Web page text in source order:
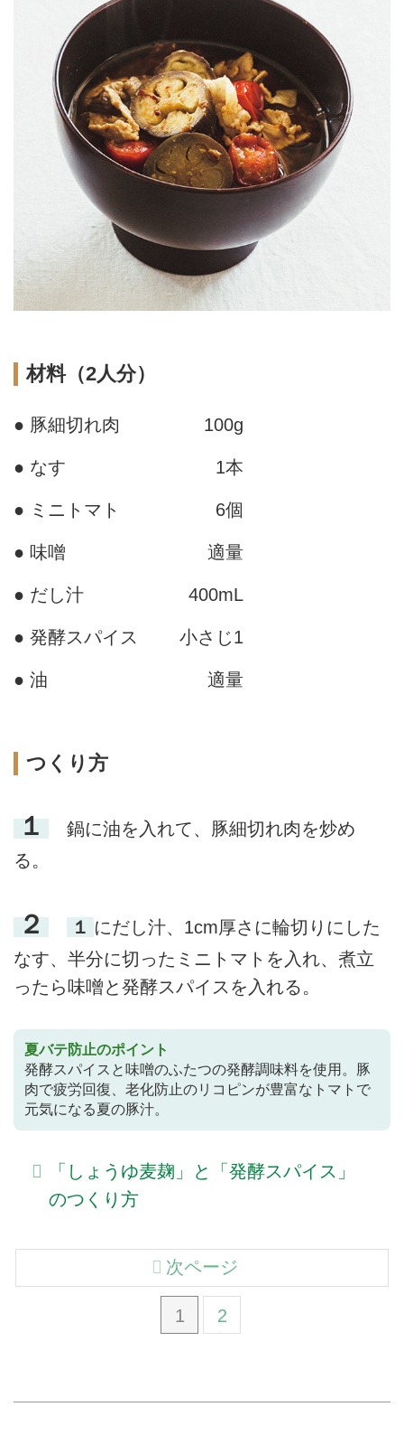
材料（2人分）
● 豚細切れ肉 100g
● なす 1本
● ミニトマト 6個
● 味噌 適量
● だし汁 400mL
● 発酵スパイス 小さじ1
● 油 適量
つくり方
１
鍋に油を入れて、豚細切れ肉を炒め
る。
２ １ にだし汁、1cm厚さに輪切りにした
なす、半分に切ったミニトマトを入れ、煮立
ったら味噌と発酵スパイスを入れる。
夏バテ防止のポイント
発酵スパイスと味噌のふたつの発酵調味料を使用。豚
肉で疲労回復、老化防止のリコピンが豊富なトマトで
元気になる夏の豚汁。
「しょうゆ麦麹」と「発酵スパイス」
のつくり方
1 2
次ページ